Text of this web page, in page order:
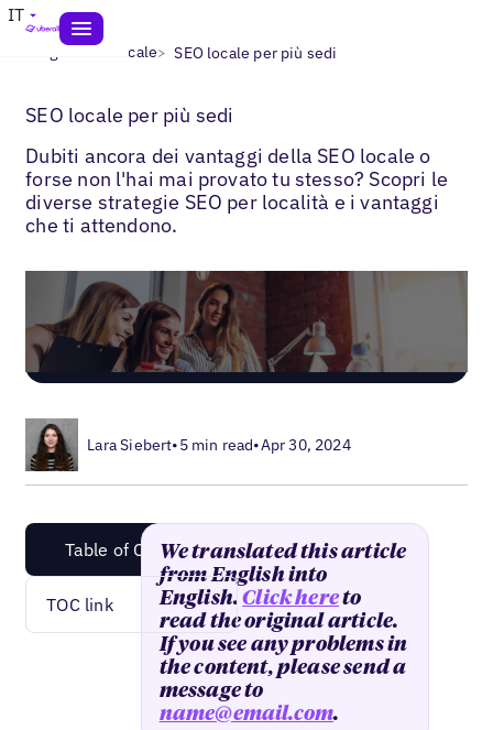
IT
Blogs> SEO locale> SEO locale per più sedi
SEO locale per più sedi
Dubiti ancora dei vantaggi della SEO locale o
forse non l'hai mai provato tu stesso? Scopri le
diverse strategie SEO per località e i vantaggi
che ti attendono.
Lara Siebert•5 min read•Apr 30, 2024
Table of Content
TOC link
We translated this article
from English into
English.Click hereto
read the original article.
If you see any problems in
the content, please send a
message to
name@email.com.